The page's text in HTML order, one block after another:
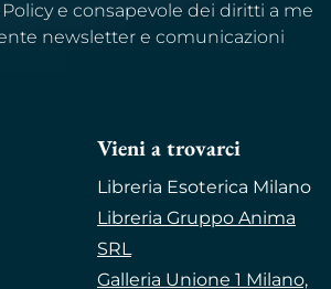
e consapevole dei diritti a me
newsletter e comunicazioni
Vieni a trovarci
Libreria Esoterica Milano
Libreria Gruppo Anima
SRL
Galleria Unione 1 Milano,